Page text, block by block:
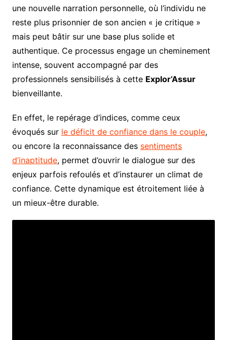
une nouvelle narration personnelle, où l’individu ne
reste plus prisonnier de son ancien « je critique »
mais peut bâtir sur une base plus solide et
authentique. Ce processus engage un cheminement
intense, souvent accompagné par des
professionnels sensibilisés à cette Explor’Assur
bienveillante.
En effet, le repérage d’indices, comme ceux
évoqués sur le déficit de confiance dans le couple,
ou encore la reconnaissance des sentiments
d’inaptitude, permet d’ouvrir le dialogue sur des
enjeux parfois refoulés et d’instaurer un climat de
confiance. Cette dynamique est étroitement liée à
un mieux-être durable.